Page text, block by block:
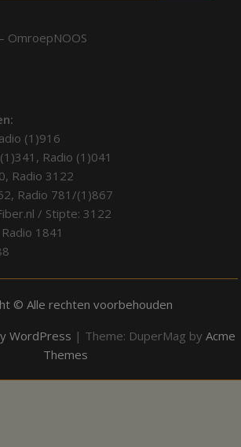
OmroepNOOS
(1)916
Radio (1)041
Radio 3122
Radio 781/(1)867
/ Stipte: 3122
1841
© Alle rechten voorbehouden
WordPress | Theme: DuperMag by Acme
Themes